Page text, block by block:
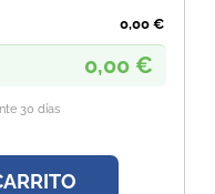
0,00 €
0,00 €
30 días